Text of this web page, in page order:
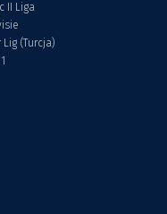
II Liga
Lig (Turcja)